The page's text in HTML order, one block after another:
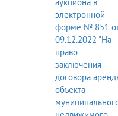
электронной
форме № 851
09.12.2022 "На
право
заключения
договора
объекта